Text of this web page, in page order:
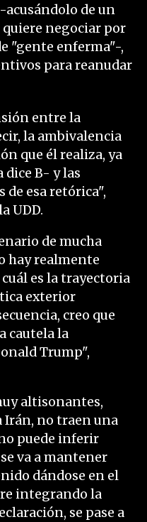
de un
quiere negociar por
"gente enferma"-,
para reanudar
entre la
la ambivalencia
que él realiza, ya
dice B- y las
de esa retórica",
UDD.
de mucha
hay realmente
es la trayectoria
exterior
creo que
cautela la
Trump",
altisonantes,
Irán, no traen una
puede inferir
va a mantener
dándose en el
integrando la
se pase a